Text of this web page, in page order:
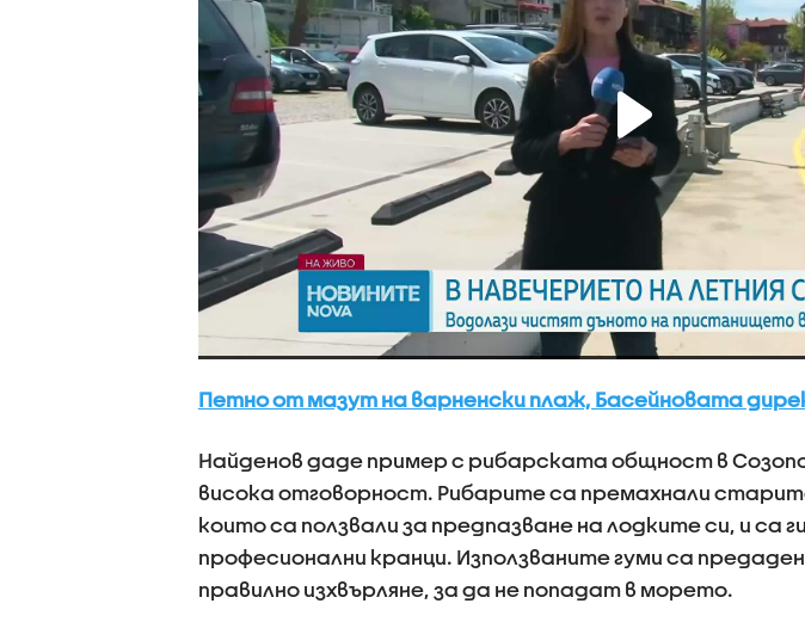
Петно от мазут на варненски плаж, Басейновата
Найденов даде пример с рибарската общност в
висока отговорност. Рибарите са премахнали
които са ползвали за предпазване на лодките си, и са
професионални кранци. Използваните гуми са
правилно изхвърляне, за да не попадат в морето.